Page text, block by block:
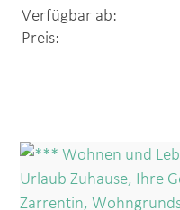
Verfügbar ab:
Preis: